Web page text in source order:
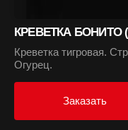
КРЕВЕТКА БОНИТО
Креветка тигровая.
Огурец.
Заказать